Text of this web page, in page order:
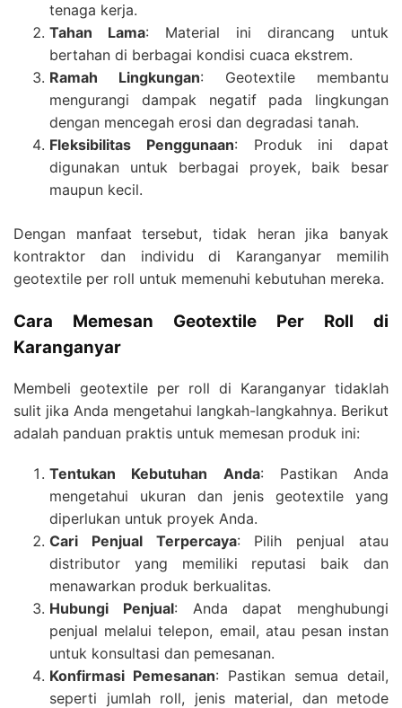
tenaga kerja.
Tahan Lama: Material ini dirancang untuk
bertahan di berbagai kondisi cuaca ekstrem.
Ramah Lingkungan: Geotextile membantu
mengurangi dampak negatif pada lingkungan
dengan mencegah erosi dan degradasi tanah.
Fleksibilitas Penggunaan: Produk ini dapat
digunakan untuk berbagai proyek, baik besar
maupun kecil.
Dengan manfaat tersebut, tidak heran jika banyak
kontraktor dan individu di Karanganyar memilih
geotextile per roll untuk memenuhi kebutuhan mereka.
Cara Memesan Geotextile Per Roll di
Karanganyar
Membeli geotextile per roll di Karanganyar tidaklah
sulit jika Anda mengetahui langkah-langkahnya. Berikut
adalah panduan praktis untuk memesan produk ini:
Tentukan Kebutuhan Anda: Pastikan Anda
mengetahui ukuran dan jenis geotextile yang
diperlukan untuk proyek Anda.
Cari Penjual Terpercaya: Pilih penjual atau
distributor yang memiliki reputasi baik dan
menawarkan produk berkualitas.
Hubungi Penjual: Anda dapat menghubungi
penjual melalui telepon, email, atau pesan instan
untuk konsultasi dan pemesanan.
Konfirmasi Pemesanan: Pastikan semua detail,
seperti jumlah roll, jenis material, dan metode